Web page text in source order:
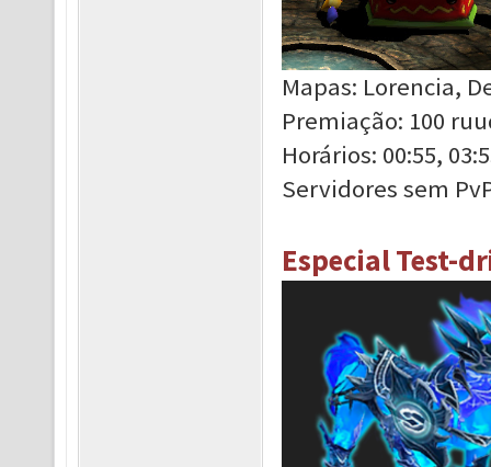
Mapas: Lorencia,
Premiação: 100
Horários: 00:55,
Servidores sem
Especial Test-